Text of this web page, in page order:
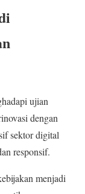
ujian
dengan
sektor digital
responsif.
menjadi